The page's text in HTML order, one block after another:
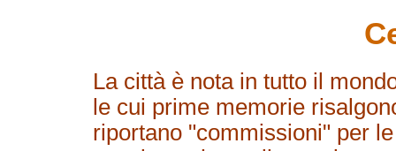
La città è nota in tutto il
le cui prime memorie
riportano "commissioni" per